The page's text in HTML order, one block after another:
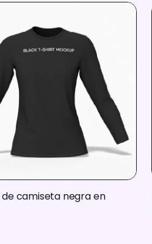
camiseta negra en